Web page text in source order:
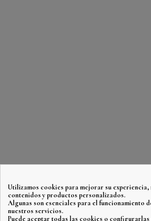
Utilizamos cookies para mejorar su
contenidos y productos personalizados.
Algunas son esenciales para el funcionamiento
nuestros servicios.
Puede aceptar todas las cookies o